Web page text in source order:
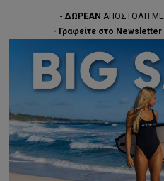
- ΔΩΡΕΑΝ ΑΠΟΣΤΟΛΗ ΜΕ
- Γραφείτε στο Newsletter